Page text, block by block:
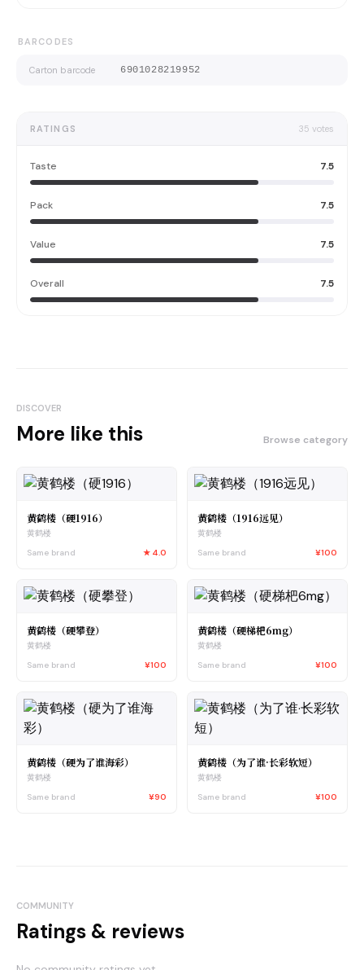
BARCODES
Carton barcode 6901028219952
RATINGS 35 votes
Taste 7.5
Pack 7.5
Value 7.5
Overall 7.5
DISCOVER
More like this Browse category
黄鹤楼（硬1916）
黄鹤楼
Same brand
★ 4.0
黄鹤楼（1916远见）
黄鹤楼
Same brand
¥100
黄鹤楼（硬攀登）
黄鹤楼
Same brand
¥100
黄鹤楼（硬梯杷6mg）
黄鹤楼
Same brand
¥100
黄鹤楼（硬为了谁海彩）
黄鹤楼
Same brand
¥90
黄鹤楼（为了谁·长彩软短）
黄鹤楼
Same brand
¥100
COMMUNITY
Ratings & reviews